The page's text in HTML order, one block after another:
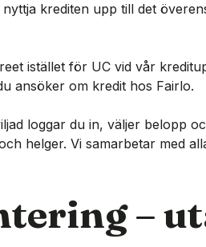
krediten upp till det
istället för UC vid vår
ansöker om kredit hos Fairlo.
loggar du in, väljer belopp
helger. Vi samarbetar med
–